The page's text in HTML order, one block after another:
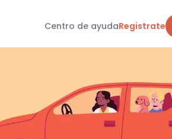
Centro de ayudaRegistrate